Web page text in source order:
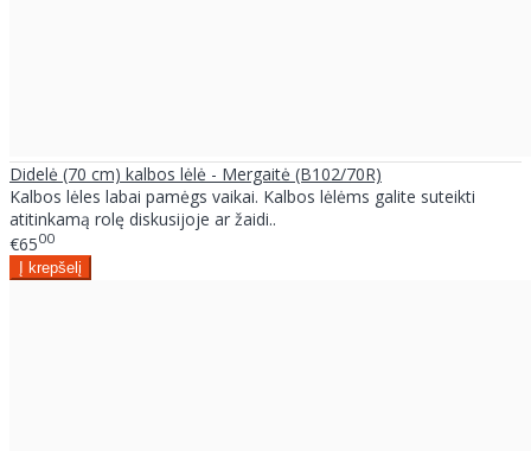
Didelė (70 cm) kalbos lėlė - Mergaitė (B102/70R)
Kalbos lėles labai pamėgs vaikai. Kalbos lėlėms galite suteikti
atitinkamą rolę diskusijoje ar žaidi..
€6500